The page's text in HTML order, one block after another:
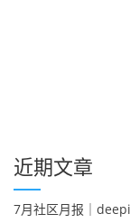
近期文章
7月社区月报｜